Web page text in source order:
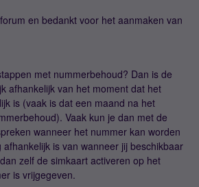
en bedankt voor het aanmaken van
met nummerbehoud? Dan is de
afhankelijk van het moment dat het
is (vaak is dat een maand na het
Vaak kun je dan met de
wanneer het nummer kan worden
is van wanneer jij beschikbaar
zelf de simkaart activeren op het
is vrijgegeven.